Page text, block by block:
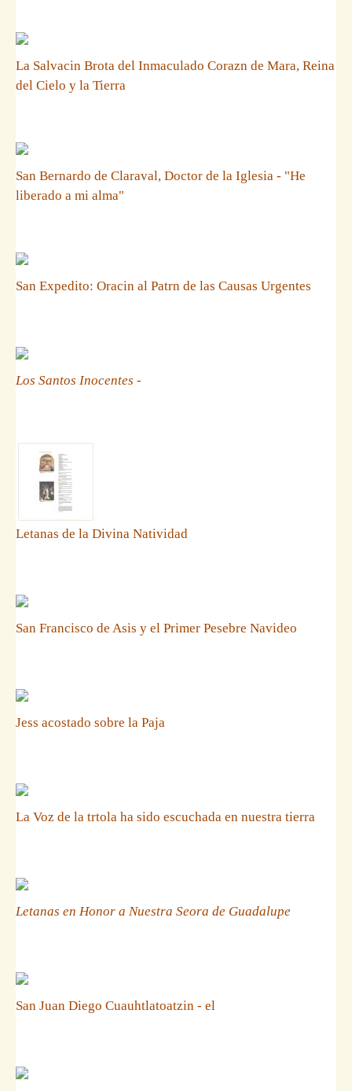
La Salvacin Brota del Inmaculado Corazn de Mara, Reina
del Cielo y la Tierra
San Bernardo de Claraval, Doctor de la Iglesia - "He
liberado a mi alma"
San Expedito: Oracin al Patrn de las Causas Urgentes
Los Santos Inocentes -
Letanas de la Divina Natividad
San Francisco de Asis y el Primer Pesebre Navideo
Jess acostado sobre la Paja
La Voz de la trtola ha sido escuchada en nuestra tierra
Letanas en Honor a Nuestra Seora de Guadalupe
San Juan Diego Cuauhtlatoatzin - el